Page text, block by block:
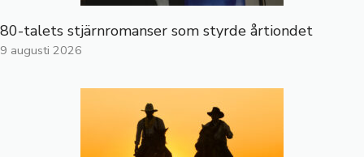
80-talets stjärnromanser som styrde årtiondet
9 augusti 2026